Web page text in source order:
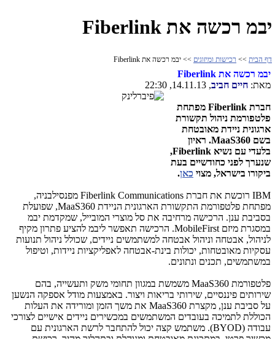
יבמ רכשה את Fiberlink
דף הבית >> רכישות ומיזוגים >> יבמ רכשה את Fiberlink
יבמ רכשה את Fiberlink
מאת: חיים חביב, 14.11.13, 22:30
חברת Fiberlink מפתחת
פלטפורמת ניהול תקשורת
ארגונית ניידת מאובטחת
בשם MaaS360. ראיון
בלעדי עם נשיא Fiberlink
,
שנערך לפני כחודשיים בעת
ביקורו בישראל, מצוי כאן.
IBM רוכשת את חברת Fiberlink Communications מפנסילבניה,
מפתחת פלטפורמת התקשורת הארגונית הניידת MaaS360, שפועלת
בסביבת ענן. הרכישה מרחיבה את סל מוצרי המובייל, שמקדמת יבמ
במסגרת מיזם MobileFirst. הרכישה תאפשר ליבמ להציע פתרון מקיף
לניהול, אבטחה וניהול אבטחה למשתמשים ניידים, שכולל ניהול תנועות
עסקיות מאובטחות, יכולות בינת-אבטחה לאפליקציות ניידות, וטיפול
במשתמשים, תכנים ונתונים.
פלטפורמת MaaS360 משמשת במגוון תחומי משק ותעשייה, בהם
שירותים פיננסיים, שירותי בריאות ויצור. באמצעות מודל אספקה הנשען
על סביבת ענן, מקצרת MaaS360 את משך הזמן ומורידה את העלות
הכוללת לתמיכה בעובדים המשתמשים במכשירים ניידים אישיים לצורכי
עבודה (BYOD). משתמש קצה יכול להתחבר לרשת הארגונית עם